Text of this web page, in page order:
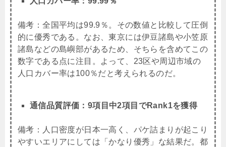
備考：全国平均は99.9％。その数値と比較して圧倒
的に優秀である。なお、東京には伊豆諸島や小笠原
諸島などの島嶼部があるため、そちらを含めてこの
数字である点に注目。よって、23区や周辺市域の
人口カバー率は100％だと考えられるのだ。
通信品質評価：9項目中2項目でRank1を獲得
備考：人口密度が日本一高く、パケ詰まりが起こり
やすいエリアにしては「かなり優秀」な結果だ。都